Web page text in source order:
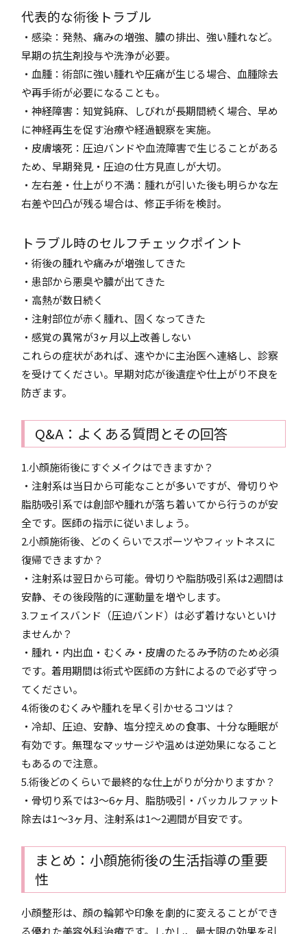
代表的な術後トラブル
・感染：発熱、痛みの増強、膿の排出、強い腫れなど。
早期の抗生剤投与や洗浄が必要。
・血腫：術部に強い腫れや圧痛が生じる場合、血腫除去
や再手術が必要になることも。
・神経障害：知覚鈍麻、しびれが長期間続く場合、早め
に神経再生を促す治療や経過観察を実施。
・皮膚壊死：圧迫バンドや血流障害で生じることがある
ため、早期発見・圧迫の仕方見直しが大切。
・左右差・仕上がり不満：腫れが引いた後も明らかな左
右差や凹凸が残る場合は、修正手術を検討。
トラブル時のセルフチェックポイント
・術後の腫れや痛みが増強してきた
・患部から悪臭や膿が出てきた
・高熱が数日続く
・注射部位が赤く腫れ、固くなってきた
・感覚の異常が3ヶ月以上改善しない
これらの症状があれば、速やかに主治医へ連絡し、診察
を受けてください。早期対応が後遺症や仕上がり不良を
防ぎます。
Q&A：よくある質問とその回答
1.小顔施術後にすぐメイクはできますか？
・注射系は当日から可能なことが多いですが、骨切りや
脂肪吸引系では創部や腫れが落ち着いてから行うのが安
全です。医師の指示に従いましょう。
2.小顔施術後、どのくらいでスポーツやフィットネスに
復帰できますか？
・注射系は翌日から可能。骨切りや脂肪吸引系は2週間は
安静、その後段階的に運動量を増やします。
3.フェイスバンド（圧迫バンド）は必ず着けないといけ
ませんか？
・腫れ・内出血・むくみ・皮膚のたるみ予防のため必須
です。着用期間は術式や医師の方針によるので必ず守っ
てください。
4.術後のむくみや腫れを早く引かせるコツは？
・冷却、圧迫、安静、塩分控えめの食事、十分な睡眠が
有効です。無理なマッサージや温めは逆効果になること
もあるので注意。
5.術後どのくらいで最終的な仕上がりが分かりますか？
・骨切り系では3〜6ヶ月、脂肪吸引・バッカルファット
除去は1〜3ヶ月、注射系は1〜2週間が目安です。
まとめ：小顔施術後の生活指導の重要
性
小顔整形は、顔の輪郭や印象を劇的に変えることができ
る優れた美容外科治療です。しかし、最大限の効果を引